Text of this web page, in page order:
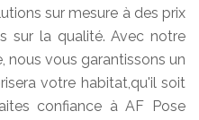
sur mesure à des prix
sur la qualité. Avec notre
nous vous garantissons un
votre habitat,qu'il soit
confiance à AF Pose